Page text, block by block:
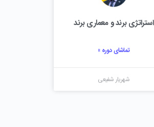
استراتژی برند و معماری برند
تماشای دوره »
شهریار شفیعی